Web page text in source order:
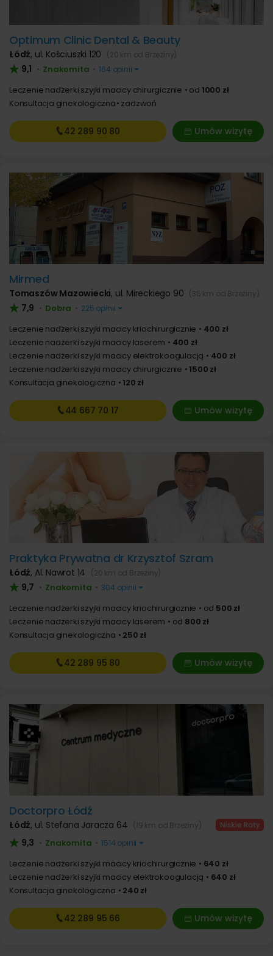
Optimum Clinic Dental & Beauty
Łódź, ul. Kościuszki 120 (20 km od Brzeziny)
9,1 • Znakomita • 164 opinii
Leczenie nadżerki szyjki macicy chirurgicznie od 1000 zł
Konsultacja ginekologiczna zadzwoń
Umów wizytę
42 289 90 80
Mirmed
Tomaszów Mazowiecki, ul. Mireckiego 90 (35 km od Brzeziny)
7,9 • Dobra • 225 opinii
Leczenie nadżerki szyjki macicy kriochirurgicznie
400 zł
Leczenie nadżerki szyjki macicy laserem
400 zł
Leczenie nadżerki szyjki macicy elektrokoagulacją
400 zł
Leczenie nadżerki szyjki macicy chirurgicznie
1500 zł
Konsultacja ginekologiczna
120 zł
Umów wizytę
44 667 70 17
Praktyka Prywatna dr Krzysztof Szram
Łódź, Al. Nawrot 14 (20 km od Brzeziny)
9,7 • Znakomita • 304 opinii
Leczenie nadżerki szyjki macicy kriochirurgicznie od 500 zł
Leczenie nadżerki szyjki macicy laserem
od 800 zł
Konsultacja ginekologiczna
250 zł
Umów wizytę
42 289 95 80
Doctorpro Łódź
Łódź, ul. Stefana Jaracza 64 (19 km od Brzeziny)
9,3 • Znakomita • 1514 opinii
Leczenie nadżerki szyjki macicy kriochirurgicznie
640 zł
Leczenie nadżerki szyjki macicy elektrokoagulacją
640 zł
Konsultacja ginekologiczna
240 zł
Umów wizytę
42 289 95 66